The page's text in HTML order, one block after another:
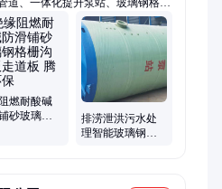
璃钢格栅盖板、洗车房格栅、地沟
品级储罐、消防水箱、玻璃钢缠绕
箱、玻璃钢化工管道、玻璃钢电缆
、BDF地埋水箱、玻璃钢坐凳、玻
蓄水池、化工食品储罐、玻璃钢模
燃耐酸碱
砂玻璃钢
排涝泄洪污水处
理智能玻璃钢一